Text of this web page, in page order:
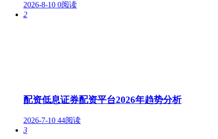
2026-8-10 0阅读
2
配资低息证券配资平台2026年趋势分析
2026-7-10 44阅读
3